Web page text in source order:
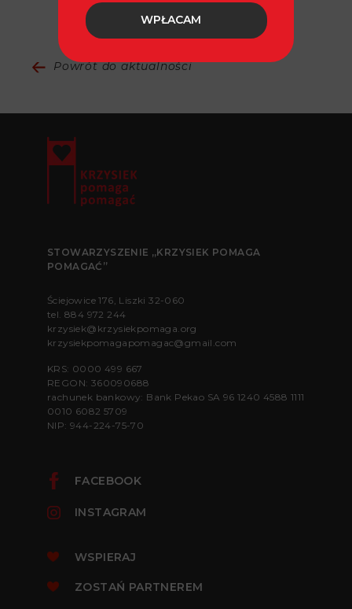
Powrót do aktualności
WPŁACAM
STOWARZYSZENIE „KRZYSIEK POMAGA
POMAGAĆ”
Ściejowice 176, Liszki 32-060
tel. 884 972 244
krzysiek@krzysiekpomaga.org
krzysiekpomagapomagac@gmail.com
KRS: 0000 499 667
REGON: 360090688
rachunek bankowy: Bank Pekao SA 96 1240 4588 1111
0010 6082 5709
NIP: 944-224-75-70
FACEBOOK
INSTAGRAM
WSPIERAJ
ZOSTAŃ PARTNEREM